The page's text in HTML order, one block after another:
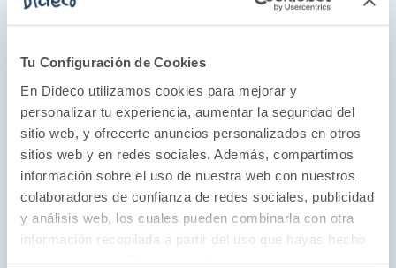
Tu Configuración de Cookies
En Dideco utilizamos cookies para mejorar y
personalizar tu experiencia, aumentar la seguridad del
sitio web, y ofrecerte anuncios personalizados en otros
sitios web y en redes sociales. Además, compartimos
información sobre el uso de nuestra web con nuestros
colaboradores de confianza de redes sociales, publicidad
y análisis web, los cuales pueden combinarla con otra
información recopilada a partir del uso que hayas hecho
Los maestros de los juegos de mesa
La misión de Zacatrus es ofrecer juegos de
mesa para todas las edades con una calidad-
precio excelente para que la diversión esté al
alcance de cualquiera. Su pasión por el juego
de mesa como herramienta no solo para el